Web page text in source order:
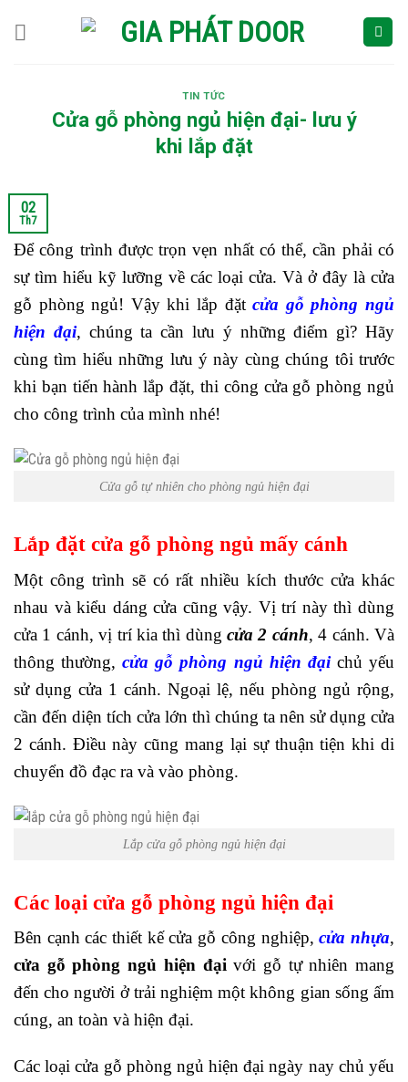
TIN TỨC
Cửa gỗ phòng ngủ hiện đại- lưu ý
khi lắp đặt
02
Th7
Để công trình được trọn vẹn nhất có thể, cần phải có
sự tìm hiểu kỹ lưỡng về các loại cửa. Và ở đây là cửa
gỗ phòng ngủ! Vậy khi lắp đặtcửa gỗ phòng ngủ
hiện đại, chúng ta cần lưu ý những điểm gì? Hãy
cùng tìm hiểu những lưu ý này cùng chúng tôi trước
khi bạn tiến hành lắp đặt, thi công cửa gỗ phòng ngủ
cho công trình của mình nhé!
Cửa gỗ tự nhiên cho phòng ngủ hiện đại
Lắp đặt cửa gỗ phòng ngủ mấy cánh
Một công trình sẽ có rất nhiều kích thước cửa khác
nhau và kiểu dáng cửa cũng vậy. Vị trí này thì dùng
cửa 1 cánh, vị trí kia thì dùngcửa 2 cánh, 4 cánh. Và
thông thường,cửa gỗ phòng ngủ hiện đạichủ yếu
sử dụng cửa 1 cánh. Ngoại lệ, nếu phòng ngủ rộng,
cần đến diện tích cửa lớn thì chúng ta nên sử dụng cửa
2 cánh. Điều này cũng mang lại sự thuận tiện khi di
chuyển đồ đạc ra và vào phòng.
Lắp cửa gỗ phòng ngủ hiện đại
Các loại cửa gỗ phòng ngủ hiện đại
Bên cạnh các thiết kế cửa gỗ công nghiệp,cửa nhựa,
cửa gỗ phòng ngủ hiện đạivới gỗ tự nhiênmang
đến cho người ở trải nghiệm một không gian sống ấm
cúng, an toàn và hiện đại.
Các loại cửa gỗ phòng ngủ hiện đại ngày nay chủ yếu